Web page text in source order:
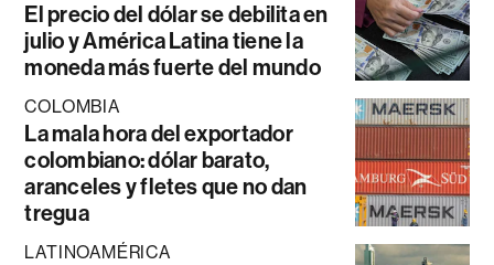
El precio del dólar se debilita en
julio y América Latina tiene la
moneda más fuerte del mundo
COLOMBIA
La mala hora del exportador
colombiano: dólar barato,
aranceles y fletes que no dan
tregua
LATINOAMÉRICA